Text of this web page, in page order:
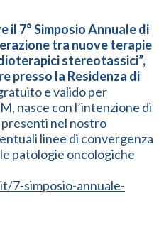
il 7° Simposio Annuale di
tra nuove terapie
stereotassici”,
presso la Residenza di
e valido per
nasce con l’intenzione di
nel nostro
linee di convergenza
patologie oncologiche
7-simposio-annuale-